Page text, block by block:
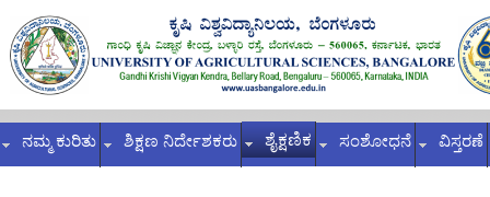
ನಮ್ಮ ಕುರಿತು ಶಿಕ್ಷಣ ನಿರ್ದೇಶಕರು ಶೈಕ್ಷಣಿಕ ಸಂಶೋಧನೆ ವಿಸ್ತರಣೆ